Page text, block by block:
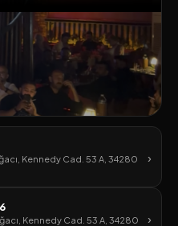
Kennedy Cad. 53 A, 34280
›
Kennedy Cad. 53 A, 34280
›